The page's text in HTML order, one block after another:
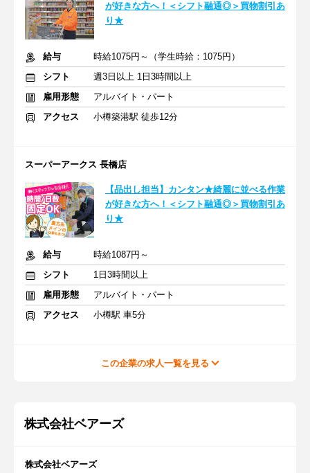
が好きな方へ！＜シフト融通◎＞買物割引あ
り★
給与
時給1075円～（学生時給：1075円）
シフト
週3日以上 1日3時間以上
雇用形態
アルバイト・パート
アクセス
小樽築港駅 徒歩12分
スーパーアークス 長橋店
【品出し担当】カンタン★綺麗に並べる作業
が好きな方へ！＜シフト融通◎＞買物割引あ
り★
給与
時給1087円～
シフト
1日3時間以上
雇用形態
アルバイト・パート
アクセス
小樽駅 車5分
この企業の求人一覧を見る
株式会社ベアーズ
株式会社ベアーズ